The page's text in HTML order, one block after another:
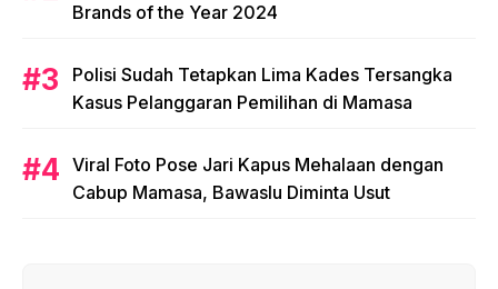
Brands of the Year 2024
Polisi Sudah Tetapkan Lima Kades Tersangka
Kasus Pelanggaran Pemilihan di Mamasa
Viral Foto Pose Jari Kapus Mehalaan dengan
Cabup Mamasa, Bawaslu Diminta Usut